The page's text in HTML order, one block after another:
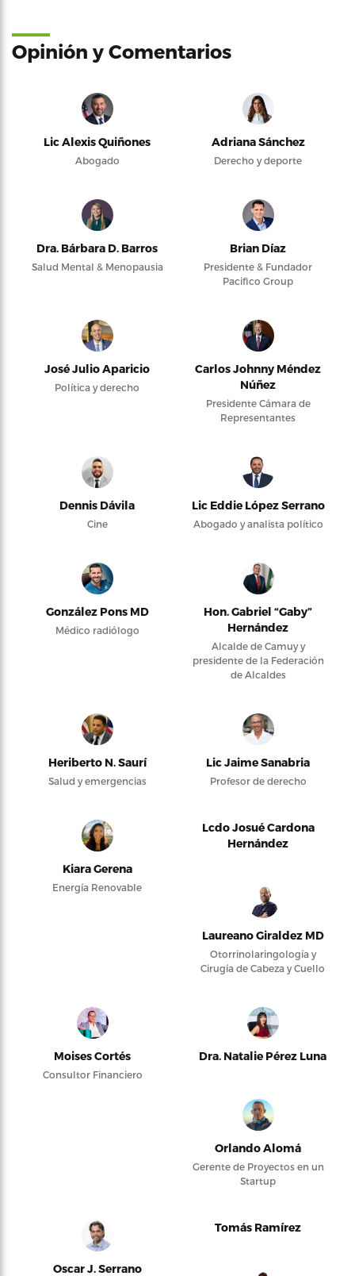
Opinión y Comentarios
Lic Alexis Quiñones
Abogado
Adriana Sánchez
Derecho y deporte
Dra. Bárbara D. Barros
Salud Mental & Menopausia
Brian Díaz
Presidente & Fundador
Pacifico Group
José Julio Aparicio
Política y derecho
Carlos Johnny Méndez
Núñez
Presidente Cámara de
Representantes
Dennis Dávila
Cine
Lic Eddie López Serrano
Abogado y analista político
González Pons MD
Médico radiólogo
Hon. Gabriel “Gaby”
Hernández
Alcalde de Camuy y
presidente de la Federación
de Alcaldes
Heriberto N. Saurí
Salud y emergencias
Lic Jaime Sanabria
Profesor de derecho
Kiara Gerena
Energía Renovable
Lcdo Josué Cardona
Hernández
Laureano Giraldez MD
Otorrinolaringología y
Cirugía de Cabeza y Cuello
Moises Cortés
Consultor Financiero
Dra. Natalie Pérez Luna
Orlando Alomá
Gerente de Proyectos en un
Startup
Oscar J. Serrano
Tomás Ramírez